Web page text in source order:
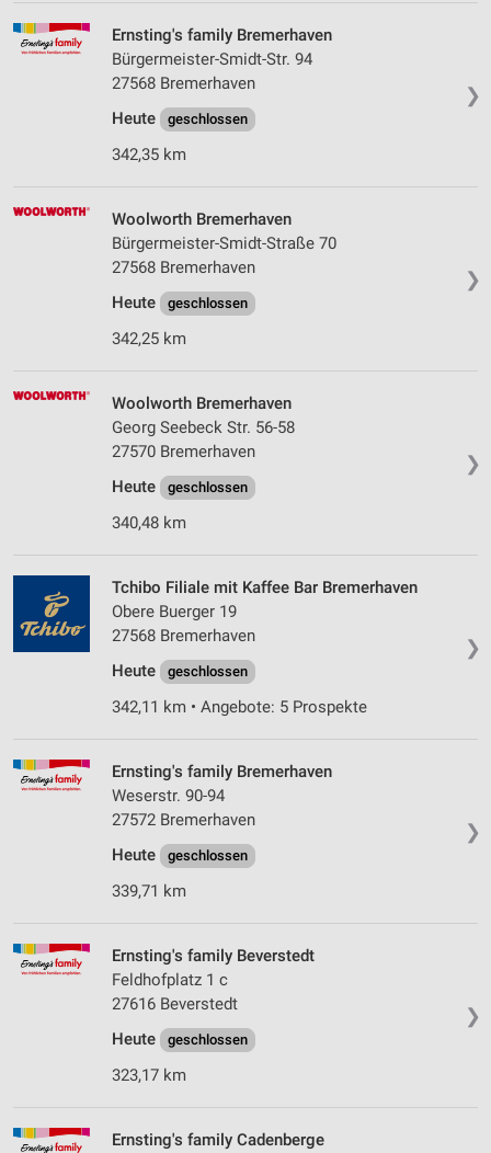
❯
Ernsting's family Bremerhaven
Bürgermeister-Smidt-Str. 94
27568 Bremerhaven
Heute
geschlossen
342,35 km
❯
Woolworth Bremerhaven
Bürgermeister-Smidt-Straße 70
27568 Bremerhaven
Heute
geschlossen
342,25 km
❯
Woolworth Bremerhaven
Georg Seebeck Str. 56-58
27570 Bremerhaven
Heute
geschlossen
340,48 km
❯
Tchibo Filiale mit Kaffee Bar Bremerhaven
Obere Buerger 19
27568 Bremerhaven
Heute
geschlossen
342,11 km • Angebote: 5 Prospekte
❯
Ernsting's family Bremerhaven
Weserstr. 90-94
27572 Bremerhaven
Heute
geschlossen
339,71 km
❯
Ernsting's family Beverstedt
Feldhofplatz 1 c
27616 Beverstedt
Heute
geschlossen
323,17 km
Ernsting's family Cadenberge